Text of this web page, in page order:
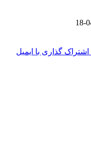
اشتراک گذاری با ایمیل